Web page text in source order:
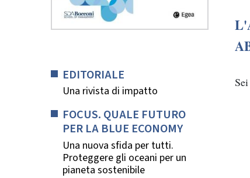
EDITORIALE
Una rivista di impatto
FOCUS. QUALE FUTURO
PER LA BLUE ECONOMY
Una nuova sfida per tutti.
Proteggere gli oceani per un
pianeta sostenibile